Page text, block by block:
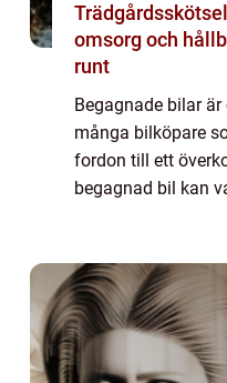
Trädgårdsskötsel
omsorg och
runt
Begagnade bilar
många bilköpare
fordon till ett
begagnad bil kan